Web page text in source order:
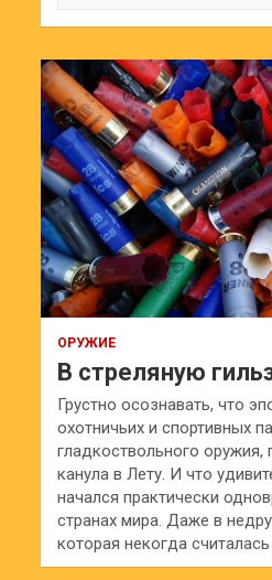
к
ОРУЖИЕ
В стреляную
Грустно осознавать, что
охотничьих и спортивных
гладкоствольного оружия,
канула в Лету. И что
начался практически
странах мира. Даже в
которая некогда